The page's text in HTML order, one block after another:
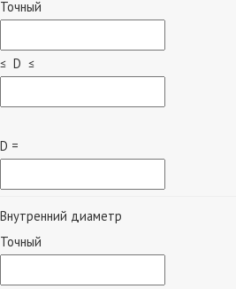
Точный
≤ D ≤
D =
Внутренний диаметр
Точный